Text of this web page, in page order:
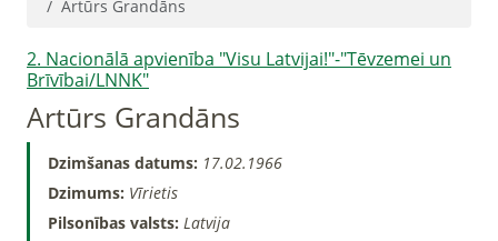
Artūrs Grandāns
2. Nacionālā apvienība "Visu Latvijai!"-"Tēvzemei un
Brīvībai/LNNK"
Artūrs Grandāns
Dzimšanas datums: 17.02.1966
Dzimums: Vīrietis
Pilsonības valsts: Latvija